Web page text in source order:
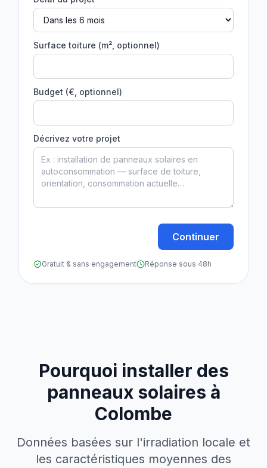
Surface toiture (m², optionnel)
Budget (€, optionnel)
Décrivez votre projet
Continuer
Gratuit & sans engagement Réponse sous 48h
Pourquoi installer des
panneaux solaires à
Colombe
Données basées sur l'irradiation locale et
les caractéristiques moyennes des